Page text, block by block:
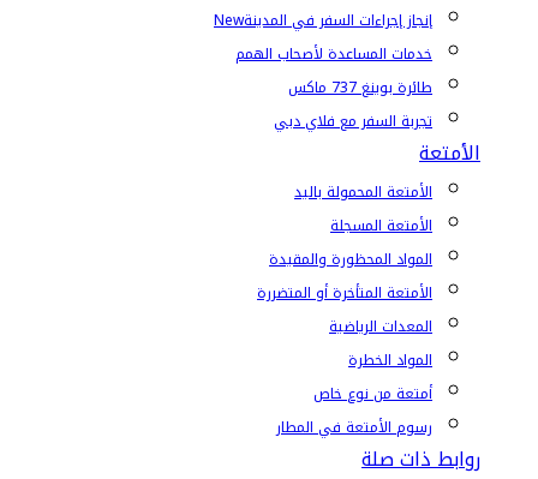
إنجاز إجراءات السفر في المدينةNew
خدمات المساعدة لأصحاب الهمم
طائرة بوينغ 737 ماكس
تجربة السفر مع فلاي دبي
الأمتعة
الأمتعة المحمولة باليد
الأمتعة المسجلة
المواد المحظورة والمقيدة
الأمتعة المتأخرة أو المتضررة
المعدات الرياضية
المواد الخطرة
أمتعة من نوع خاص
رسوم الأمتعة في المطار
روابط ذات صلة